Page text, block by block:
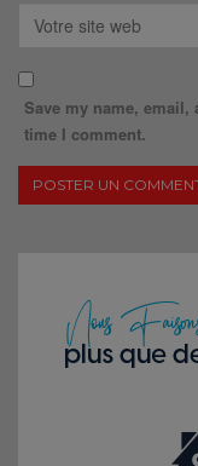
Save my name,
time I comment.